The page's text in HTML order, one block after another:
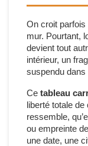
On croit parfois
mur. Pourtant,
devient tout
intérieur, un
suspendu dans
Ce tableau
liberté totale de
ressemble,
ou empreinte
une date, une